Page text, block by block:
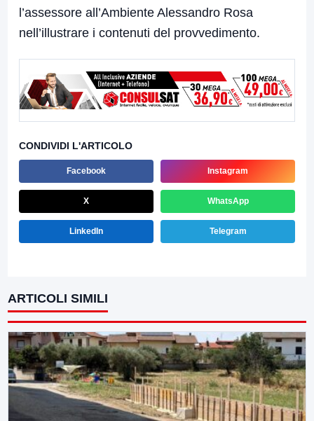
l’assessore all’Ambiente Alessandro Rosa
nell’illustrare i contenuti del provvedimento.
CONDIVIDI L'ARTICOLO
Facebook Instagram
X WhatsApp
LinkedIn Telegram
ARTICOLI SIMILI